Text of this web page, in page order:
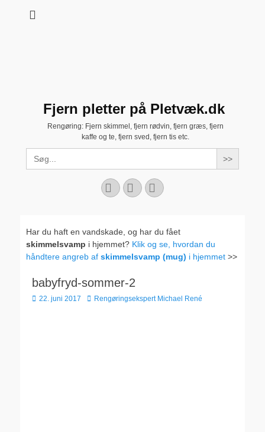
Fjern pletter på Pletvæk.dk
Rengøring: Fjern skimmel, fjern rødvin, fjern græs, fjern
kaffe og te, fjern sved, fjern tis etc.
Search
for:
Facebook
YouTubeInstagram
Har du haft en vandskade, og har du fået
skimmelsvamp i hjemmet? Klik og se, hvordan du
håndtere angreb af skimmelsvamp (mug) i hjemmet >>
babyfryd-sommer-2
Udgivet
22. juni 2017 Forfatter
Rengøringsekspert Michael René